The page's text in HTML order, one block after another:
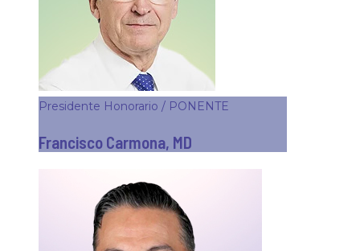
Presidente Honorario / PONENTE
Francisco Carmona, MD